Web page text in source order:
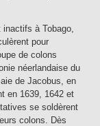
inactifs à Tobago,
pour
de colons
néerlandaise du
de Jacobus, en
en 1639, 1642 et
se soldèrent
colons. Dès